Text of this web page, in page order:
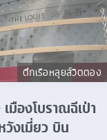
ตึกเรือหลุยส์วิตตอง
มืองโบราณฉีเป่า
งเมี่ยว บิน